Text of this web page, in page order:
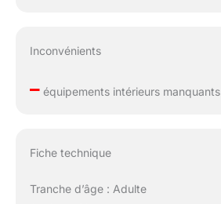
Inconvénients
–équipements intérieurs manquants
Fiche technique
Tranche d’âge : Adulte